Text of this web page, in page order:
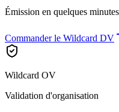
Émission en quelques
Commander le Wildcard DV
Wildcard OV
Validation d'organisation